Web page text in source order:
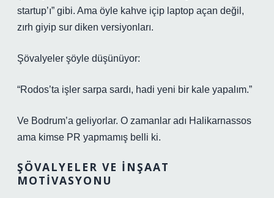
startup’ı” gibi. Ama öyle kahve içip laptop açan değil,
zırh giyip sur diken versiyonları.
Şövalyeler şöyle düşünüyor:
“Rodos’ta işler sarpa sardı, hadi yeni bir kale yapalım.”
Ve Bodrum’a geliyorlar. O zamanlar adı Halikarnassos
ama kimse PR yapmamış belli ki.
ŞÖVALYELER VE İNŞAAT
MOTIVASYONU